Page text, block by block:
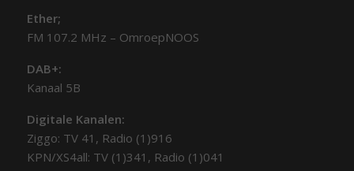
Ether;
FM 107.2 MHz – OmroepNOOS
DAB+:
Kanaal 5B
Digitale Kanalen:
Ziggo: TV 41, Radio (1)916
KPN/XS4all: TV (1)341, Radio (1)041